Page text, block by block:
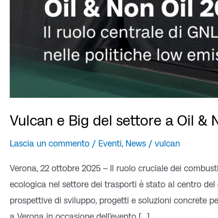
Vulcan e Big del settore a Oil &
Lascia un commento / Eventi, News / vulcan
Verona, 22 ottobre 2025 – Il ruolo cruciale dei
ecologica nel settore dei trasporti è stato al centro
prospettive di sviluppo, progetti e soluzioni concrete